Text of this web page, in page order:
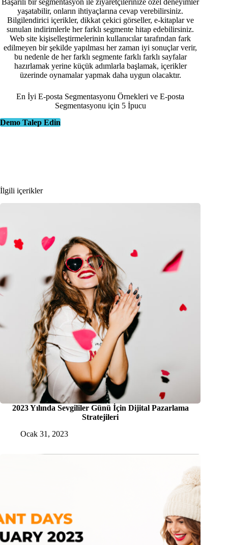
Başarılı bir segmentasyon ile ziyaretçilerinize özel deneyimler
yaşatabilir, onların ihtiyaçlarına cevap verebilirsiniz.
Bilgilendirici içerikler, dikkat çekici görseller, e-kitaplar ve
sunulan indirimlerle her farklı segmente hitap edebilirsiniz.
Web site kişiselleştirmelerinin kullanıcılar tarafından fark
edilmeyen bir şekilde yapılması her zaman iyi sonuçlar verir,
bu nedenle de her farklı segmente farklı farklı sayfalar
hazırlamak yerine küçük adımlarla başlamak, içerikler
üzerinde oynamalar yapmak daha uygun olacaktır.
En İyi E-posta Segmentasyonu Örnekleri ve E-posta
Segmentasyonu için 5 İpucu
Demo Talep Edin
İlgili içerikler
2023 Yılında Sevgililer Günü İçin Dijital Pazarlama
Stratejileri
Ocak 31, 2023